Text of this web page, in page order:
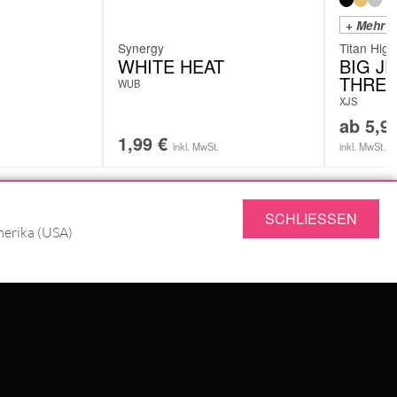
Synergy
WHITE HEAT
WUB
1,99 € inkl. MwSt.
+ Mehr
Titan
BIG
XJS
ab
inkl. MwSt.
RÜCKSENDUNG
(USA)
SCHLIESSEN